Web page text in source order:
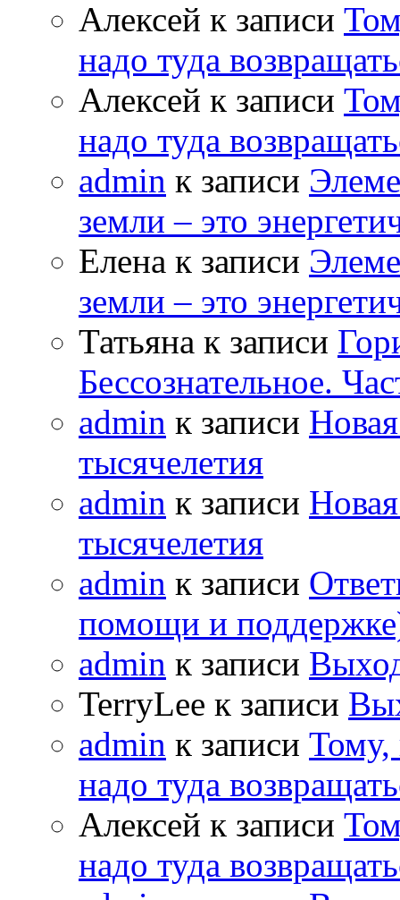
Алексей к записи
надо туда
Алексей к записи
надо туда
admin к записи
земли – это
Елена к записи
земли – это
Татьяна к записи
Бессознательное.
admin к записи
тысячелетия
admin к записи
тысячелетия
admin к записи
помощи и
admin к записи
TerryLee к записи
admin к записи Тому,
надо туда
Алексей к записи
надо туда